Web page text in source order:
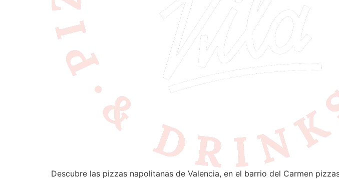
Descubre las pizzas napolitanas de Valencia, en el barrio del Carmen